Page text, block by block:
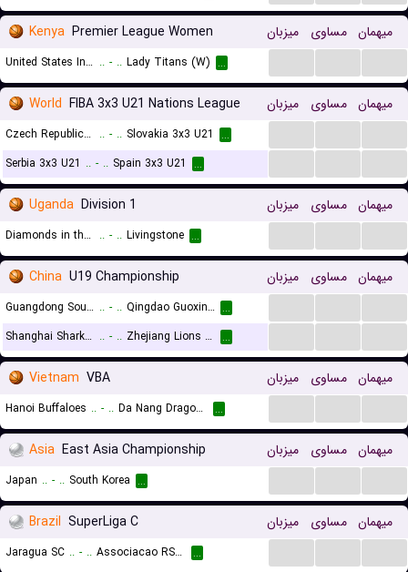
Kenya Premier League Women میزبان مساوی میهمان
United States International University (W) .. - .. Lady Titans (W) ...
World FIBA 3x3 U21 Nations League میزبان مساوی میهمان
Czech Republic 3x3 U21 .. - .. Slovakia 3x3 U21 ...
Serbia 3x3 U21 .. - .. Spain 3x3 U21 ...
Uganda Division 1 میزبان مساوی میهمان
Diamonds in the Sun .. - .. Livingstone ...
China U19 Championship میزبان مساوی میهمان
Guangdong Southern Tigers U19 .. - .. Qingdao Guoxin Haitian Eagle U19 ...
Shanghai Sharks U19 .. - .. Zhejiang Lions U19 ...
Vietnam VBA میزبان مساوی میهمان
Hanoi Buffaloes .. - .. Da Nang Dragons ...
Asia East Asia Championship میزبان مساوی میهمان
Japan .. - .. South Korea ...
Brazil SuperLiga C میزبان مساوی میهمان
Jaragua SC .. - .. Associacao RS Olimpico ...